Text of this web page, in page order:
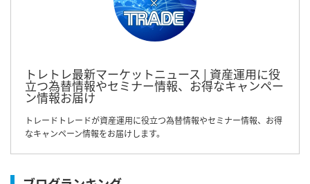
トレトレ最新マーケットニュース | 資産運用に役
立つ為替情報やセミナー情報、お得なキャンペー
ン情報お届け
トレードトレードが資産運用に役立つ為替情報やセミナー情報、お得
なキャンペーン情報をお届けします。